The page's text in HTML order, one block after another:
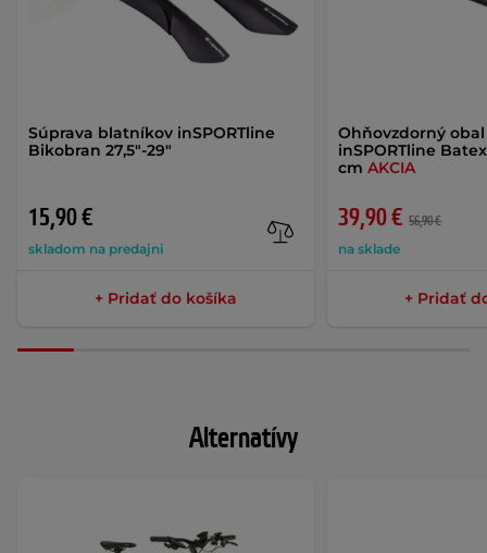
Súprava blatníkov inSPORTline
Bikobran 27,5"-29"
15,90 €
skladom na predajni
+ Pridať do košíka
Ohňovzdorný
inSPORTline
cmAKCIA
39,90 € 56,90 €
na sklade
+ Pridať
Alternatívy